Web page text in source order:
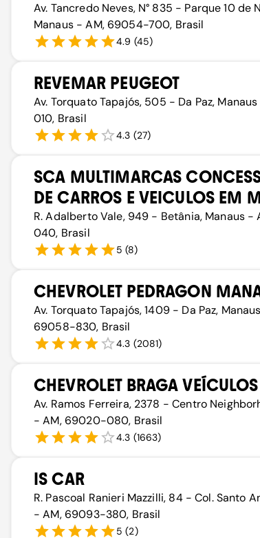
Av. Tancredo Neves, N° 835 - Parque 10 de
Manaus - AM, 69054-700, Brasil
4.9 (45)
REVEMAR PEUGEOT
Av. Torquato Tapajós, 505 - Da Paz,
010, Brasil
4.3 (27)
SCA MULTIMARCAS
DE CARROS E VEICULOS EM
R. Adalberto Vale, 949 - Betânia, Manaus -
040, Brasil
5 (8)
CHEVROLET PEDRAGON
Av. Torquato Tapajós, 1409 - Da Paz,
69058-830, Brasil
4.3 (2081)
CHEVROLET BRAGA VEÍCULOS
Av. Ramos Ferreira, 2378 - Centro
- AM, 69020-080, Brasil
4.3 (1663)
IS CAR
R. Pascoal Ranieri Mazzilli, 84 - Col. Santo
- AM, 69093-380, Brasil
5 (2)